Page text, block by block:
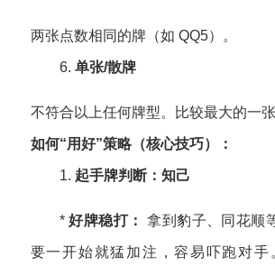
两张点数相同的牌（如 QQ5）。
6. 单张/散牌
不符合以上任何牌型。比较最大的一张
如何“用好”策略（核心技巧）：
1. 起手牌判断：知己
*好牌稳打： 拿到豹子、同花顺
要一开始就猛加注，容易吓跑对手